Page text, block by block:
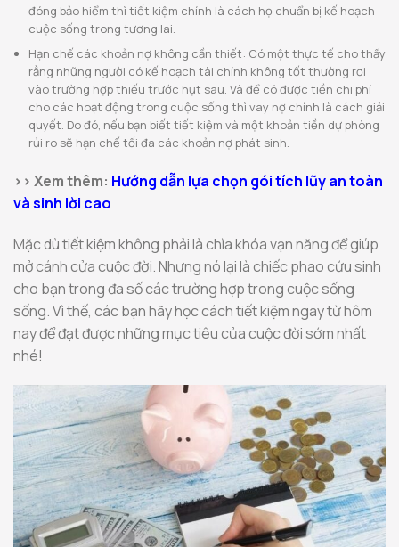
đóng bảo hiểm thì tiết kiệm chính là cách họ chuẩn bị kế hoạch
cuộc sống trong tương lai.
Hạn chế các khoản nợ không cần thiết: Có một thực tế cho thấy
rằng những người có kế hoạch tài chính không tốt thường rơi
vào trường hợp thiếu trước hụt sau. Và để có được tiền chi phí
cho các hoạt động trong cuộc sống thì vay nợ chính là cách giải
quyết. Do đó, nếu bạn biết tiết kiệm và một khoản tiền dự phòng
rủi ro sẽ hạn chế tối đa các khoản nợ phát sinh.
>> Xem thêm: Hướng dẫn lựa chọn gói tích lũy an toàn
và sinh lời cao
Mặc dù tiết kiệm không phải là chìa khóa vạn năng để giúp
mở cánh cửa cuộc đời. Nhưng nó lại là chiếc phao cứu sinh
cho bạn trong đa số các trường hợp trong cuộc sống
sống. Vì thế, các bạn hãy học cách tiết kiệm ngay từ hôm
nay để đạt được những mục tiêu của cuộc đời sớm nhất
nhé!